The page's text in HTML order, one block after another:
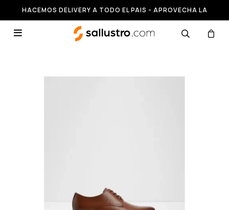
HACEMOS DELIVERY A TODO EL PAIS - APROVECHA LA
RUNNING HASTA 50% OFF
